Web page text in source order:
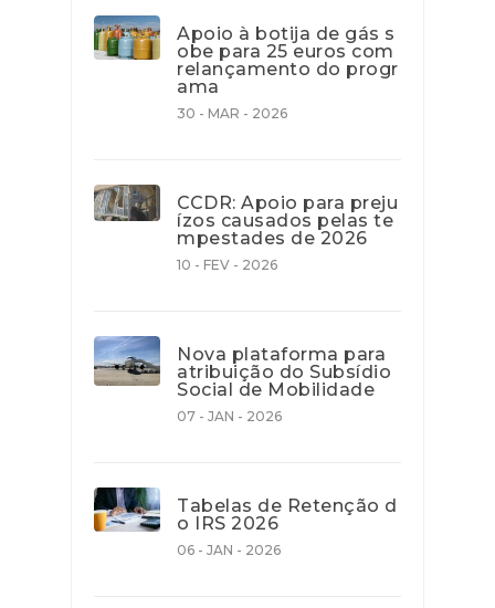
Apoio à botija de gás s
obe para 25 euros com
relançamento do progr
ama
30 - MAR - 2026
CCDR: Apoio para preju
ízos causados pelas te
mpestades de 2026
10 - FEV - 2026
Nova plataforma para
atribuição do Subsídio
Social de Mobilidade
07 - JAN - 2026
Tabelas de Retenção d
o IRS 2026
06 - JAN - 2026